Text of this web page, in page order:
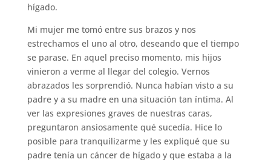
hígado.
Mi mujer me tomó entre sus brazos y nos
estrechamos el uno al otro, deseando que el tiempo
se parase. En aquel preciso momento, mis hijos
vinieron a verme al llegar del colegio. Vernos
abrazados les sorprendió. Nunca habían visto a su
padre y a su madre en una situación tan íntima. Al
ver las expresiones graves de nuestras caras,
preguntaron ansiosamente qué sucedía. Hice lo
posible para tranquilizarme y les expliqué que su
padre tenía un cáncer de hígado y que estaba a la